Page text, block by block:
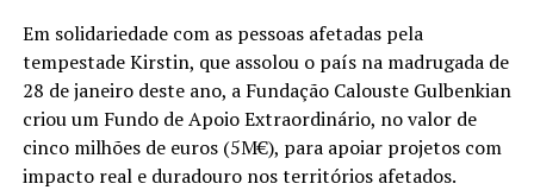
Em solidariedade com as pessoas afetadas pela
tempestade Kirstin, que assolou o país na madrugada de
28 de janeiro deste ano, a Fundação Calouste Gulbenkian
criou um Fundo de Apoio Extraordinário, no valor de
cinco milhões de euros (5M€), para apoiar projetos com
impacto real e duradouro nos territórios afetados.